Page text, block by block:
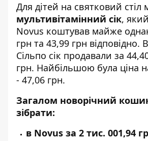
Для дітей на святковий
мультивітамінний сік,
Novus коштував майже
грн та 43,99 грн відповідно.
Сільпо сік продавали за
грн. Найбільшою була ціна
- 47,06 грн.
Загалом новорічний
зібрати:
в Novus за 2 тис. 001,94